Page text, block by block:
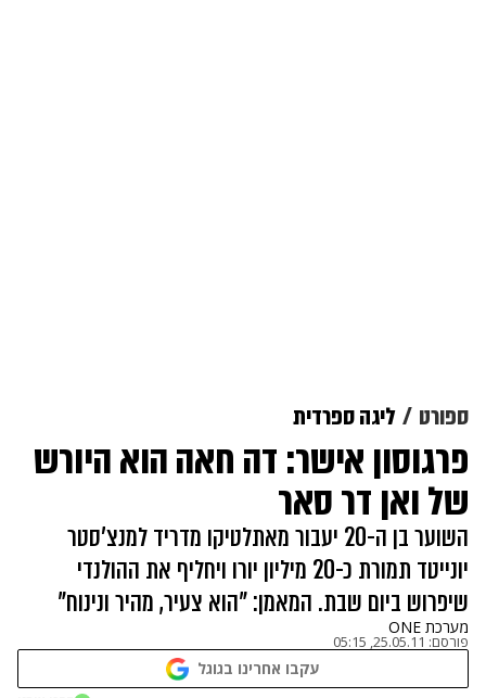
ספורט ליגה ספרדית
פרגוסון אישר: דה חאה הוא היורש
של ואן דר סאר
השוער בן ה-20 יעבור מאתלטיקו מדריד למנצ'סטר
יונייטד תמורת כ-20 מיליון יורו ויחליף את ההולנדי
שיפרוש ביום שבת. המאמן: "הוא צעיר, מהיר ונינוח"
מערכת ONE
פורסם: 25.05.11, 05:15
עקבו אחרינו בגוגל